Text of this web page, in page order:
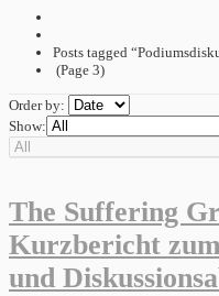
Posts tagged
(Page 3)
Order by:
Show:
The Suffering
Kurzbericht
und